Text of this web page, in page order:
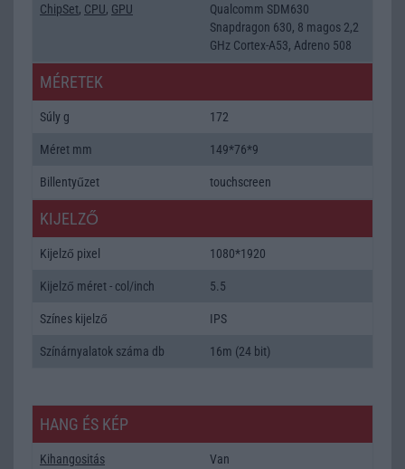
ChipSet, CPU, GPU
Qualcomm SDM630
Snapdragon 630, 8 magos 2,2
GHz Cortex-A53, Adreno 508
MÉRETEK
Súly g 172
Méret mm 149*76*9
Billentyűzet touchscreen
KIJELZŐ
Kijelző pixel 1080*1920
Kijelző méret - col/inch 5.5
Színes kijelző IPS
Színárnyalatok száma db 16m (24 bit)
HANG ÉS KÉP
Kihangositás Van